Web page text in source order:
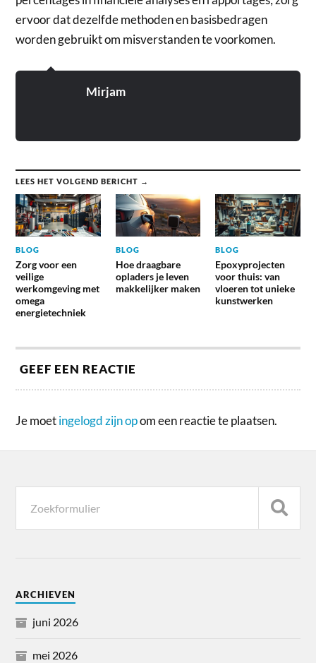
ervoor dat dezelfde methoden en basisbedragen
worden gebruikt om misverstanden te voorkomen.
Mirjam
LEES HET VOLGEND BERICHT →
BLOG
Zorg voor een
veilige
werkomgeving met
omega
energietechniek
BLOG
Hoe draagbare
opladers je leven
makkelijker maken
BLOG
Epoxyprojecten
voor thuis: van
vloeren tot unieke
kunstwerken
GEEF EEN REACTIE
Je moetingelogd zijn opom een reactie te plaatsen.
ARCHIEVEN
juni 2026
mei 2026